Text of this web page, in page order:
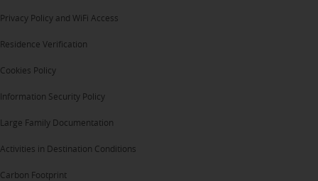
Privacy Policy and WiFi Access
Residence Verification
Cookies Policy
Information Security Policy
Large Family Documentation
Activities in Destination Conditions
Carbon Footprint